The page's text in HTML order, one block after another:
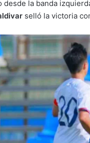
desde la banda
selló la victoria